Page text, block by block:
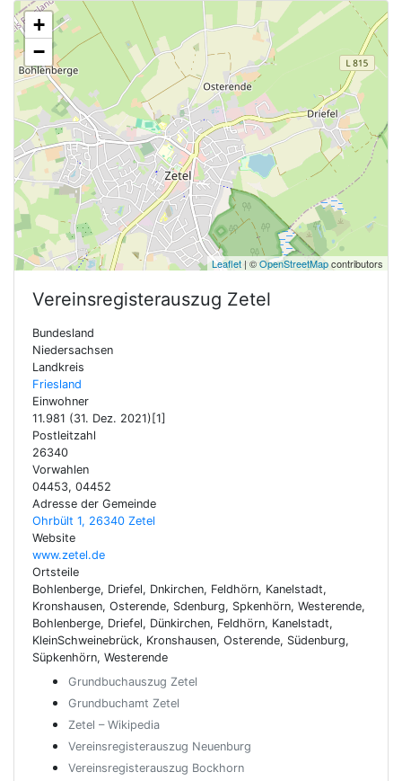
+
−
Leaflet | ©OpenStreetMapcontributors
Vereinsregisterauszug Zetel
Bundesland
Niedersachsen
Landkreis
Friesland
Einwohner
11.981 (31. Dez. 2021)[1]
Postleitzahl
26340
Vorwahlen
04453, 04452
Adresse der Gemeinde
Ohrbült 1, 26340 Zetel
Website
www.zetel.de
Ortsteile
Bohlenberge, Driefel, Dnkirchen, Feldhörn, Kanelstadt,
Kronshausen, Osterende, Sdenburg, Spkenhörn, Westerende,
Bohlenberge, Driefel, Dünkirchen, Feldhörn, Kanelstadt,
KleinSchweinebrück, Kronshausen, Osterende, Südenburg,
Süpkenhörn, Westerende
Grundbuchauszug Zetel
Grundbuchamt Zetel
Zetel – Wikipedia
Vereinsregisterauszug Neuenburg
Vereinsregisterauszug Bockhorn